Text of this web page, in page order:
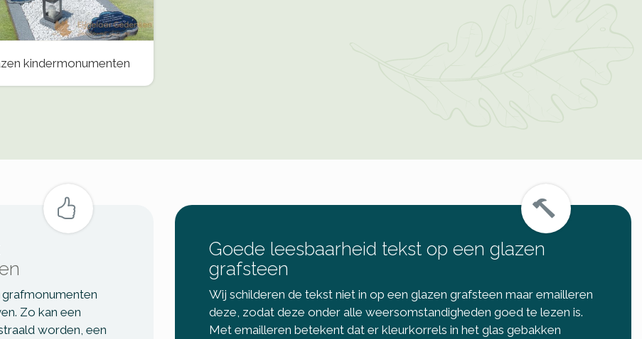
kindermonumenten
Zo kan een
worden, een
Goede leesbaarheid tekst op een glazen
grafsteen
Wij schilderen de tekst niet in op een glazen grafsteen maar emailleren
deze, zodat deze onder alle weersomstandigheden goed te lezen is.
Met emailleren betekent dat er kleurkorrels in het glas gebakken